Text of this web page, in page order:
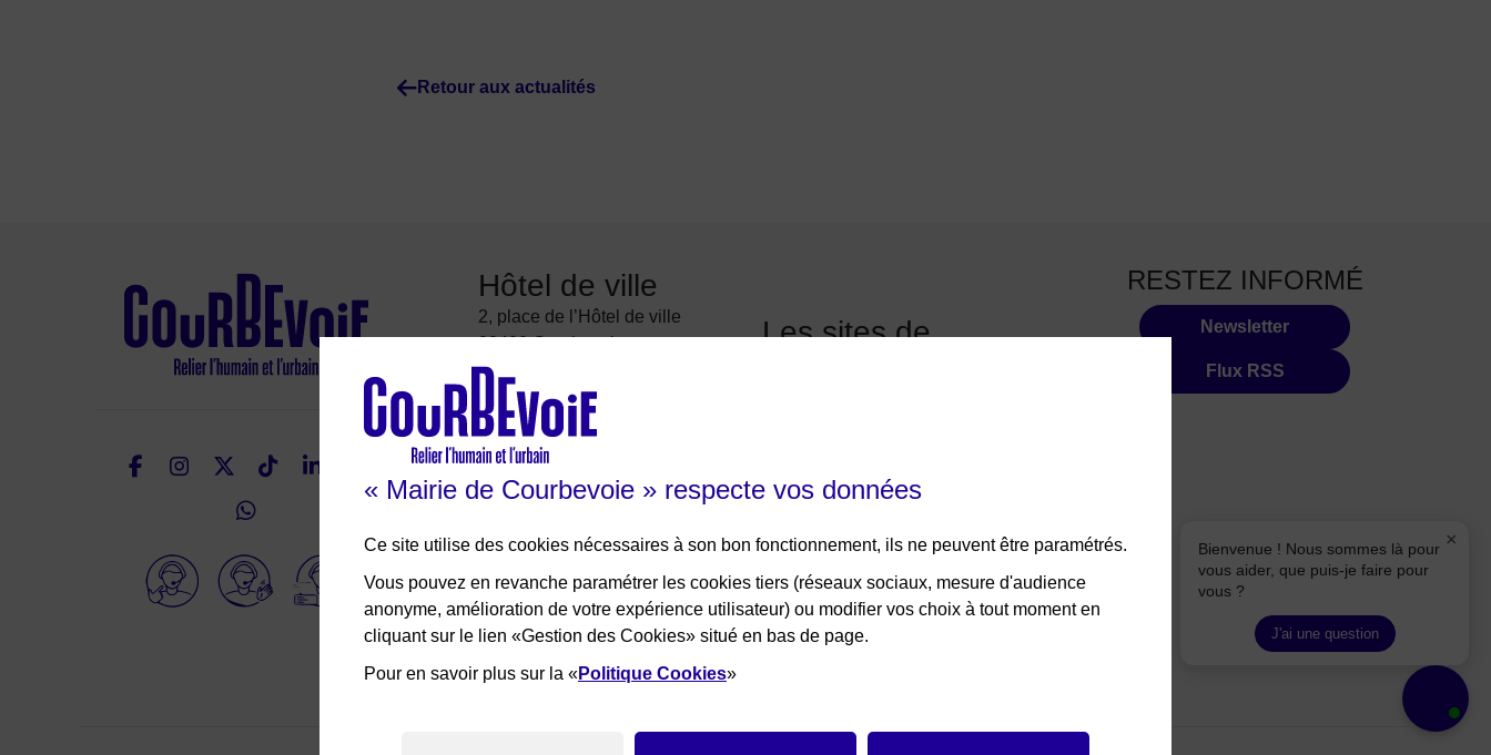
« Mairie de Courbevoie » respecte vos données
Ce site utilise des cookies nécessaires à son bon fonctionnement, ils ne peuvent être paramétrés.
Vous pouvez en revanche paramétrer les cookies tiers (réseaux sociaux, mesure d'audience
anonyme, amélioration de votre expérience utilisateur) ou modifier vos choix à tout moment en
cliquant sur le lien «Gestion des Cookies» situé en bas de page.
Pour en savoir plus sur la «Politique Cookies»
Retour aux actualités
Nous suivre
FacebookInstagramTwitter LinkedIn
Youtube
WhatsApp
Elioz
Hôtel de ville
2, place de l’Hôtel de ville
92400 Courbevoie
01 71 05 70 00
Écrire à la mairie
Les sites de
Solutions entreprises
Plan interactif de Courbevoie
Je participe Courbevoie
Associations
RESTEZ INFORMÉ
Newsletter
Flux RSS
×
Bienvenue ! Nous sommes là pour
vous aider, que puis-je faire pour
vous ?
J'ai une question